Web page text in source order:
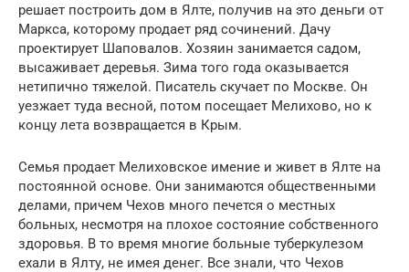
решает построить дом в Ялте, получив на это деньги от
Маркса, которому продает ряд сочинений. Дачу
проектирует Шаповалов. Хозяин занимается садом,
высаживает деревья. Зима того года оказывается
нетипично тяжелой. Писатель скучает по Москве. Он
уезжает туда весной, потом посещает Мелихово, но к
концу лета возвращается в Крым.
Семья продает Мелиховское имение и живет в Ялте на
постоянной основе. Они занимаются общественными
делами, причем Чехов много печется о местных
больных, несмотря на плохое состояние собственного
здоровья. В то время многие больные туберкулезом
ехали в Ялту, не имея денег. Все знали, что Чехов